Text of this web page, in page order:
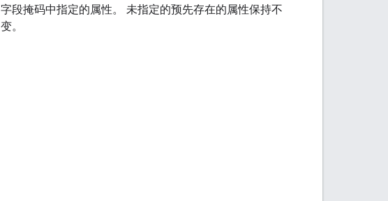
字段掩码中指定的属性。 未指定的预先存在的属性保持不
变。